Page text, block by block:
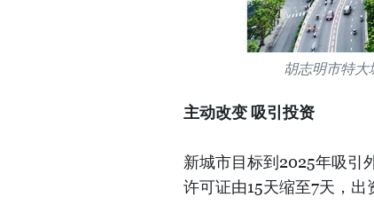
胡志明市特大
主动改变 吸引投资
新城市目标到2025年吸引
许可证由15天缩至7天，出